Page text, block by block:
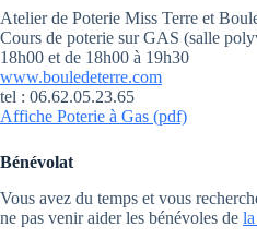
Atelier de Poterie Miss Terre et
Cours de poterie sur GAS (salle
18h00 et de 18h00 à 19h30
www.bouledeterre.com
tel : 06.62.05.23.65
Affiche Poterie à Gas (pdf)
Bénévolat
Vous avez du temps et vous
ne pas venir aider les bénévoles de